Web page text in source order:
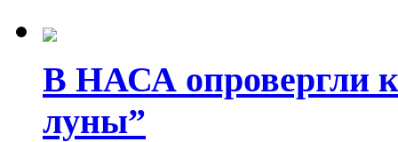
В НАСА опровергли
луны”